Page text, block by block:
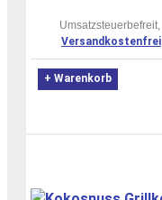
Umsatzsteuerbefreit,
Versandkostenfrei
+ Warenkorb